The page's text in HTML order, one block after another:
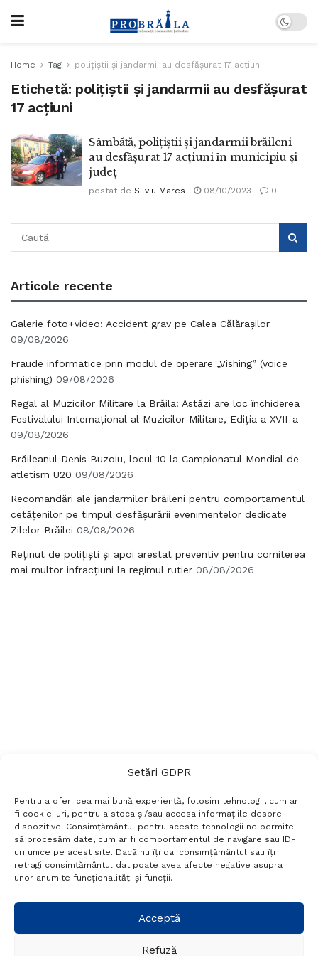
Setări GDPR
Pentru a oferi cea mai bună experiență, folosim tehnologii, cum ar
fi cookie-uri, pentru a stoca și/sau accesa informațiile despre
dispozitive. Consimțământul pentru aceste tehnologii ne permite
să procesăm date, cum ar fi comportamentul de navigare sau ID-
uri unice pe acest site. Dacă nu îți dai consimțământul sau îți
retragi consimțământul dat poate avea afecte negative asupra
unor anumite funcționalități și funcții.
Acceptă
Refuză
Home Tag polițiștii și jandarmii au desfășurat 17 acțiuni
Etichetă: polițiștii și jandarmii au desfășurat
17 acțiuni
Sâmbătă, polițiștii și jandarmii brăileni
au desfășurat 17 acțiuni în municipiu și
județ
postat de Silviu Mares 08/10/2023 0
Articole recente
Galerie foto+video: Accident grav pe Calea Călărașilor
09/08/2026
Fraude informatice prin modul de operare „Vishing” (voice
phishing) 09/08/2026
Regal al Muzicilor Militare la Brăila: Astăzi are loc închiderea
Festivalului Internațional al Muzicilor Militare, Ediția a XVII-a
09/08/2026
Brăileanul Denis Buzoiu, locul 10 la Campionatul Mondial de
atletism U20 09/08/2026
Recomandări ale jandarmilor brăileni pentru comportamentul
cetățenilor pe timpul desfășurării evenimentelor dedicate
Zilelor Brăilei 08/08/2026
Reținut de polițiști și apoi arestat preventiv pentru comiterea
mai multor infracțiuni la regimul rutier 08/08/2026
Termeni si conditii
Politică de confidențialitate
Politica cookies
Setări GDPR
+40 788 760 194